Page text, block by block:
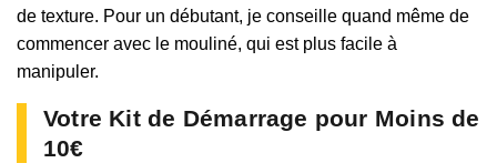
de texture. Pour un débutant, je conseille quand même de
commencer avec le mouliné, qui est plus facile à
manipuler.
Votre Kit de Démarrage pour Moins de
10€